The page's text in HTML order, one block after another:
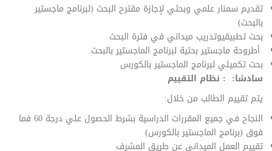
تقديم سمنار علمي وبحثي لإجازة مقترح البحث (لبرنامج ماجستير
بالبحث)
بحث تطبيقيوتدريب ميداني في فترة البحث
أطروحة ماجستير بحثية لبرنامج الماجستير بالبحث.
بحث تكميلي لبرنامج الماجستير بالكورس
سادسًا: : نظام التقييم
يتم تقييم الطالب من خلال:
النجاح في جميع المقررات الدراسية بشرط الحصول علي درجة 60 فما
فوق (برنامج الماجستير بالكورس)
تقييم العمل الميداني عن طريق المشرف